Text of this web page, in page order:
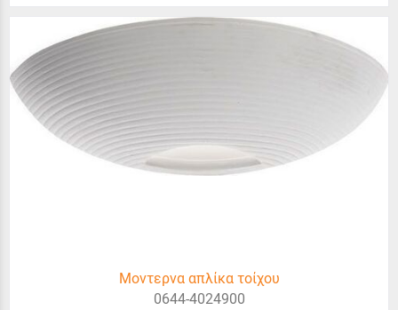
Μοντερνα απλίκα τοίχου
0644-4024900